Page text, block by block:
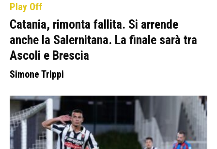
Play Off
Catania, rimonta fallita. Si arrende
anche la Salernitana. La finale sarà tra
Ascoli e Brescia
Simone Trippi